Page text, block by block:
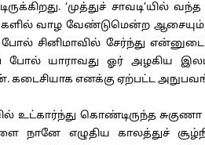
‘முத்துச்
வாழ வேண்டுமென்ற ஆசையும்
சினிமாவில் சேர்ந்து
போல் யாராவது ஓர் அழகிய
கடைசியாக எனக்கு ஏற்பட்ட
உட்கார்ந்து கொண்டிருந்த
நானே எழுதிய காலத்துச்